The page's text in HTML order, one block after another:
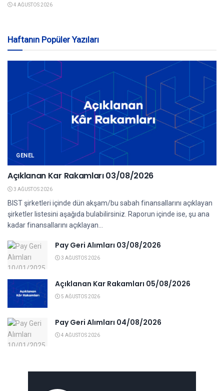
4 AĞUSTOS 2026
Haftanın Popüler Yazıları
GENEL
Açıklanan Kar Rakamları 03/08/2026
3 AĞUSTOS 2026
BIST şirketleri içinde dün akşam/bu sabah finansallarını açıklayan
şirketler listesini aşağıda bulabilirsiniz. Raporun içinde ise, şu ana
kadar finansallarını açıklayan...
Pay Geri Alımları 03/08/2026
3 AĞUSTOS 2026
Açıklanan Kar Rakamları 05/08/2026
5 AĞUSTOS 2026
Pay Geri Alımları 04/08/2026
4 AĞUSTOS 2026